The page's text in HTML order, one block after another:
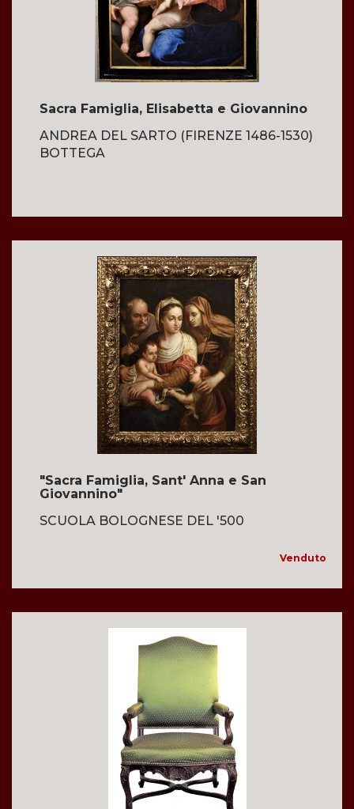
Sacra Famiglia, Elisabetta e Giovannino
ANDREA DEL SARTO (FIRENZE 1486-1530)
BOTTEGA
"Sacra Famiglia, Sant' Anna e San
Giovannino"
SCUOLA BOLOGNESE DEL '500
Venduto